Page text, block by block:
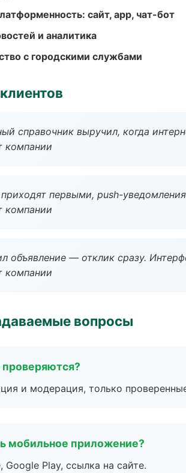
сайт, app, чат-бот
и аналитика
с городскими службами
справочник выручил, когда
компании
первыми, push-
компании
объявление — отклик сразу.
компании
вопросы
и модерация, только
мобильное приложение?
Google Play, ссылка на сайте.